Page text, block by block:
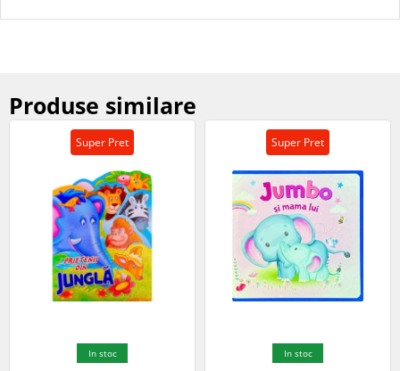
Produse similare
Super Pret
In stoc
Super Pret
In stoc